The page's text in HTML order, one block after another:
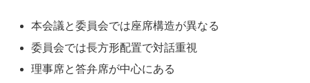
本会議と委員会では座席構造が異なる
委員会では長方形配置で対話重視
理事席と答弁席が中心にある